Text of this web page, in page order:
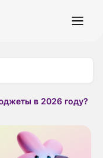
в 2026 году?